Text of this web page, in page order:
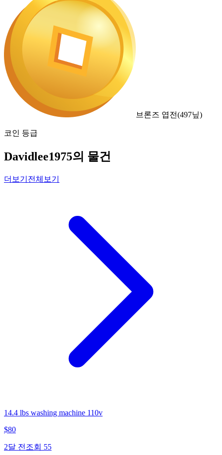
브론즈 엽전(497닢)
코인 등급
Davidlee1975의 물건
더보기 전체보기
14.4 lbs washing machine 110v
$80
2달 전 조회 55